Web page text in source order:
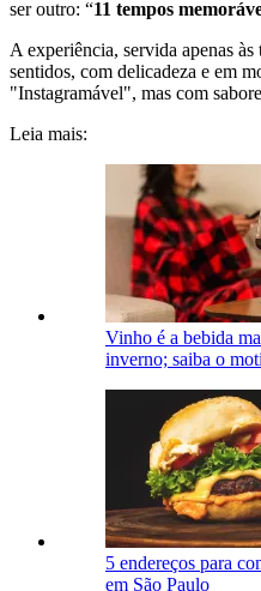
ser outro: “11 tempos
A experiência, servida apenas
sentidos, com delicadeza e em
"Instagramável", mas com
Leia mais:
Vinho é a bebida
inverno; saiba o
5 endereços para
em São Paulo